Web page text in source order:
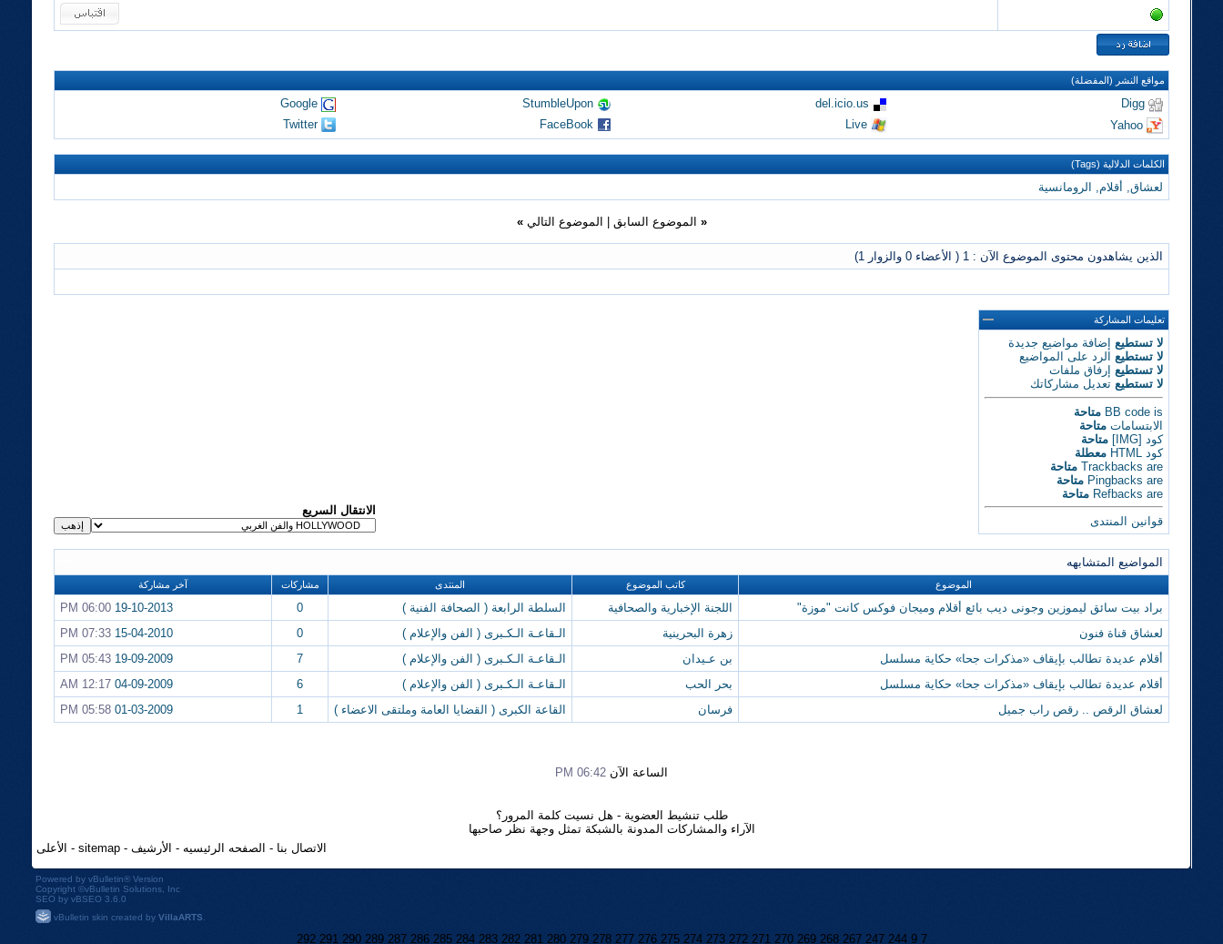
مواقع النشر (المفضلة)
Digg
del.icio.us
StumbleUpon
Google
Yahoo
Live
FaceBook
Twitter
الكلمات الدلالية (Tags)
لعشاق, أقلام, الرومانسية
« الموضوع السابق الموضوع التالي »
الذين يشاهدون محتوى الموضوع الآن : 1 ( الأعضاء 0 والزوار 1)
تعليمات المشاركة
لا تستطيعإضافة مواضيع جديدة
لا تستطيعالرد على المواضيع
لا تستطيعإرفاق ملفات
لا تستطيعتعديل مشاركاتك
BB code is
متاحة
الابتسامات متاحة
كود [IMG]
متاحة
كود HTML
معطلة
Trackbacks are
متاحة
Pingbacks are
متاحة
Refbacks are متاحة
قوانين المنتدى
الانتقال السريع
المواضيع المتشابهه
الموضوع كاتب الموضوع المنتدى مشاركات آخر مشاركة
براد بيت سائق ليموزين وجونى ديب بائع أقلام وميجان فوكس كانت "موزة" اللجنة الإخبارية والصحافية السلطة الرابعة ( الصحافة الفنية ) 0
19-10-2013
06:00 PM
لعشاق قناة فنون
زهرة البحرينية الـقاعـة الـكـبرى ( الفن والإعلام ) 0
15-04-2010
07:33 PM
أقلام عديدة تطالب بإيقاف «مذكرات جحا» حكاية مسلسل
بن عـيدان الـقاعـة الـكـبرى ( الفن والإعلام ) 7
19-09-2009
05:43 PM
أقلام عديدة تطالب بإيقاف «مذكرات جحا» حكاية مسلسل
بحر الحب الـقاعـة الـكـبرى ( الفن والإعلام ) 6
04-09-2009
12:17 AM
لعشاق الرقص .. رقص راب جميل
فرسان القاعة الكبرى ( القضايا العامة وملتقى الاعضاء ) 1
01-03-2009
05:58 PM
الساعة الآن 06:42 PM
طلب تنشيط العضوية - هل نسيت كلمة المرور؟
الآراء والمشاركات المدونة بالشبكة تمثل وجهة نظر صاحبها
الاتصال بنا - الصفحه الرئيسيه - الأرشيف-
sitemap
- الأعلى
Powered by vBulletin®Version
Copyright ©vBulletin Solutions, Inc
SEO by vBSEO 3.6.0
vBulletin skin created by VillaARTS
7
9
244
247
267
268
269
270
271
272
273
274
275
276
277
278
279
280
281
282
283
284
285
286
287
289
290
291
292